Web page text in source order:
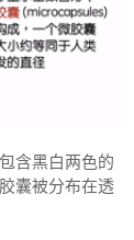
含黑白两色的
囊被分布在透